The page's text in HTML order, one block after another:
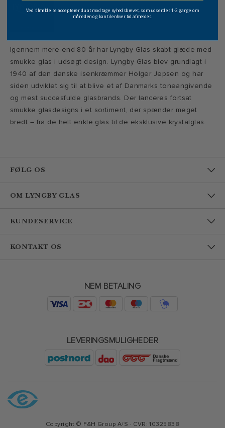
Igennem mere end 80 år har Lyngby Glas skabt glæde med
smukke glas i udsøgt design. Lyngby Glas blev grundlagt i
1940 af den danske isenkræmmer Holger Jepsen og har
siden udviklet sig til at blive et af Danmarks toneangivende
og mest succesfulde glasbrands. Der lanceres fortsat
smukke glasdesigns i et sortiment, der spænder meget
bredt – fra de helt enkle glas til de eksklusive krystalglas.
FØLG OS
OM LYNGBY GLAS
KUNDESERVICE
KONTAKT OS
NEM BETALING
LEVERINGSMULIGHEDER
Copyright © F&H Group A/S · CVR: 10325838
Ved tilmeldelse accepterer du at modtage nyhedsbrevet, som udsendes 1-2 gange om
måneden og kan til enhver tid afmeldes.